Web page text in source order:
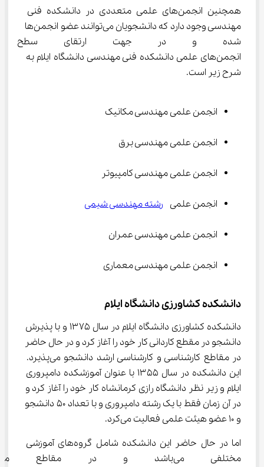
همچنین انجمن‌های علمی متعددی در دانشکده فنی
مهندسی وجود دارد که دانشجویان می‌توانند عضو انجمن‌ها
شده و در جهت ارتقای سطح
انجمن‌های علمی دانشکده فنی مهندسی دانشگاه ایلام به
شرح زیر است.
انجمن علمی مهندسی مکانیک
انجمن علمی مهندسی برق
انجمن علمی مهندسی کامپیوتر
انجمن علمی رشته مهندسی شیمی
انجمن علمی مهندسی عمران
انجمن علمی مهندسی معماری
دانشکده کشاورزی دانشگاه ایلام
دانشکده کشاورزی دانشگاه ایلام در سال ۱۳۷۵ و با پذیرش
دانشجو در مقطع کاردانی کار خود را آغاز کرد و در حال حاضر
در مقاطع کارشناسی و کارشناسی ارشد دانشجو می‌پذیرد.
این دانشکده در سال ۱۳۵۵ با عنوان آموزشکده دامپروری
ایلام و زیر نظر دانشگاه رازی کرمانشاه کار خود را آغاز کرد و
در آن زمان فقط با یک رشته دامپروری و با تعداد ۵۰ دانشجو
و ۱۰ عضو هیئت علمی فعالیت می‌کرد.
اما در حال حاضر این دانشکده شامل گروه‌های آموزشی
مختلفی می‌باشد و در مقاطع